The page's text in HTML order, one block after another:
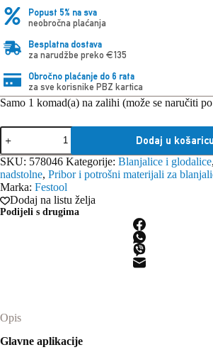
Popust 5% na sva
neobročna plaćanja
Besplatna dostava
za narudžbe preko €135
Obročno plaćanje do 6 rata
za sve korisnike PBZ kartica
Samo 1 komad(a) na zalihi (može se naručiti
Festool
Set
pribora
ZS-
OF
1010
M
količina
Dodaj u košaricu
SKU: 578046 Kategorije: Blanjalice i glodalice,
nadstolne, Pribor i potrošni materijali za
Marka: Festool
Dodaj na listu želja
Podijeli s drugima
Opis
Glavne aplikacije